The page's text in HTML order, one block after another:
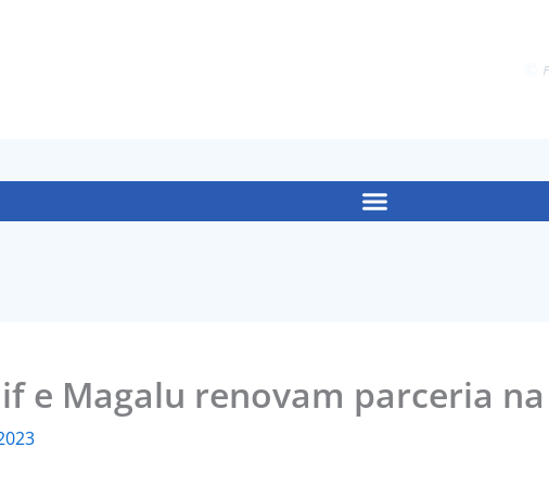
e Magalu renovam parceria